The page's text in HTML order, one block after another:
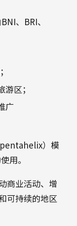
、BRI、
区；
广
）模
用。
商业活动、增
可持续的地区